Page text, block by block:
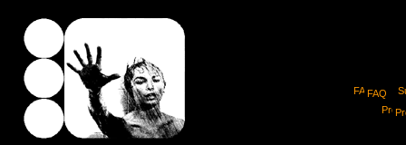
FAQ